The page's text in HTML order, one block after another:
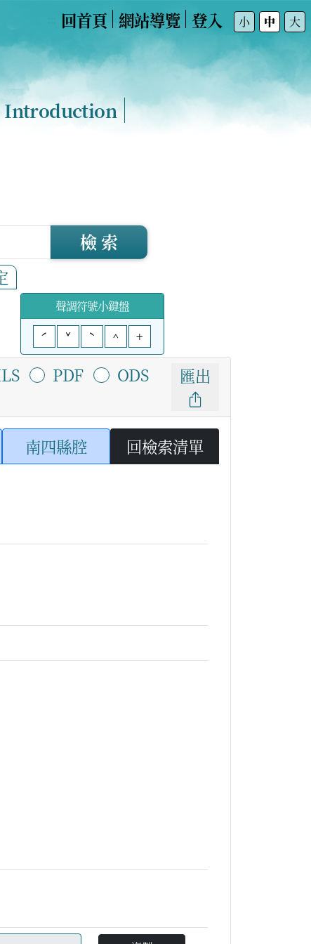
回首頁 網站導覽 登入 小 中 大
Introduction
檢 索
聲調符號小鍵盤
ˊ
ˇ ˋ ^ +
PDF ODS 匯出
南四縣腔 回檢索清單